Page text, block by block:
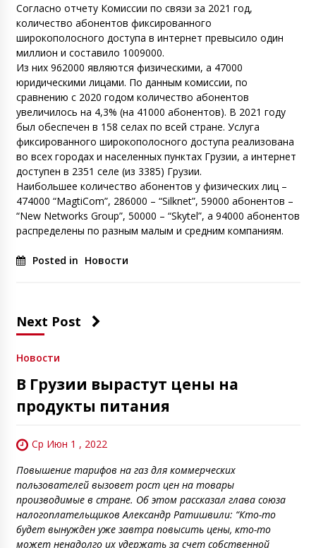
Согласно отчету Комиссии по связи за 2021 год,
количество абонентов фиксированного
широкополосного доступа в интернет превысило один
миллион и составило 1009000.
Из них 962000 являются физическими, а 47000
юридическими лицами. По данным комиссии, по
сравнению с 2020 годом количество абонентов
увеличилось на 4,3% (на 41000 абонентов). В 2021 году
был обеспечен в 158 селах по всей стране. Услуга
фиксированного широкополосного доступа реализована
во всех городах и населенных пунктах Грузии, а интернет
доступен в 2351 селе (из 3385) Грузии.
Наибольшее количество абонентов у физических лиц –
474000 “MagtiCom”, 286000 – “Silknet”, 59000 абонентов –
“New Networks Group”, 50000 – “Skytel”, а 94000 абонентов
распределены по разным малым и средним компаниям.
Posted in Новости
Next Post
Новости
В Грузии вырастут цены на
продукты питания
Ср Июн 1 , 2022
Повышение тарифов на газ для коммерческих
пользователей вызовет рост цен на товары
производимые в стране. Об этом рассказал глава союза
налогоплательщиков Александр Ратишвили: “Кто-то
будет вынужден уже завтра повысить цены, кто-то
может ненадолго их удержать за счет собственной